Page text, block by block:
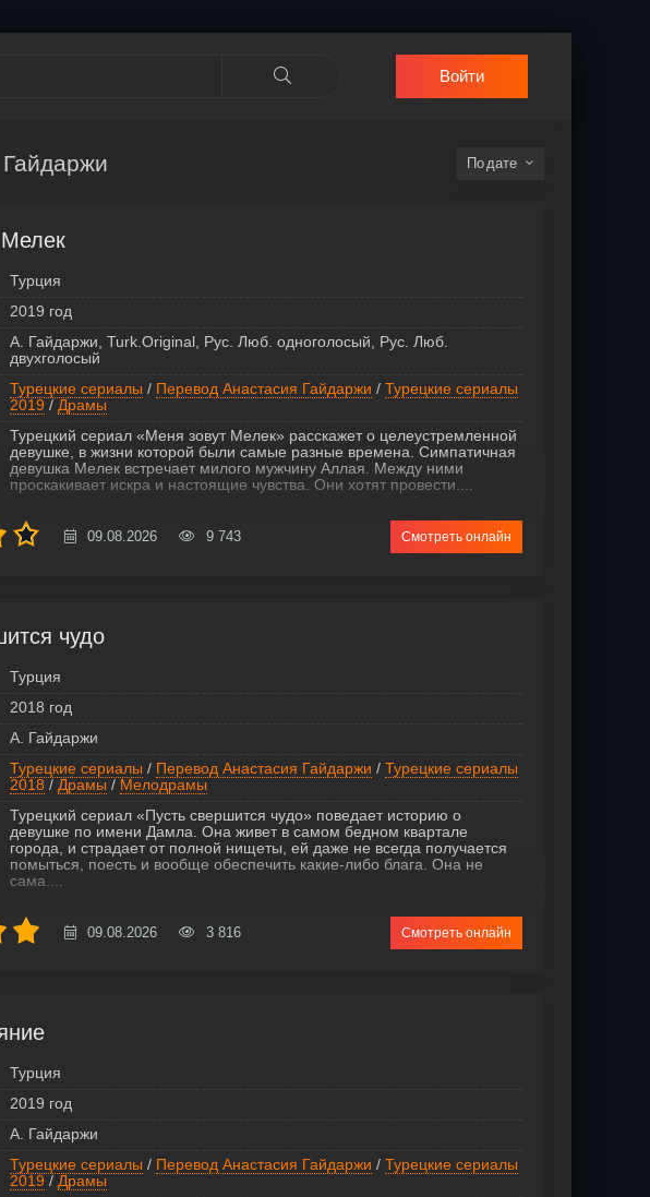
Войти
дате
Турция
2019 год
А. Гайдаржи, Turk.Original, Рус. Люб. одноголосый, Рус. Люб.
двухголосый
Турецкие сериалы / Перевод Анастасия Гайдаржи / Турецкие сериалы
2019 / Драмы
Турецкий сериал «Меня зовут Мелек» расскажет о целеустремленной
девушке, в жизни которой были самые разные времена. Симпатичная
девушка Мелек встречает милого мужчину Аллая. Между ними
проскакивает искра и настоящие чувства. Они хотят провести....
09.08.2026 9 743 Смотреть онлайн
чудо
Турция
2018 год
А. Гайдаржи
Турецкие сериалы / Перевод Анастасия Гайдаржи / Турецкие сериалы
2018 / Драмы / Мелодрамы
Турецкий сериал «Пусть свершится чудо» поведает историю о
девушке по имени Дамла. Она живет в самом бедном квартале
города, и страдает от полной нищеты, ей даже не всегда получается
помыться, поесть и вообще обеспечить какие-либо блага. Она не
сама....
09.08.2026 3 816 Смотреть онлайн
Турция
2019 год
А. Гайдаржи
Турецкие сериалы / Перевод Анастасия Гайдаржи / Турецкие сериалы
2019 / Драмы